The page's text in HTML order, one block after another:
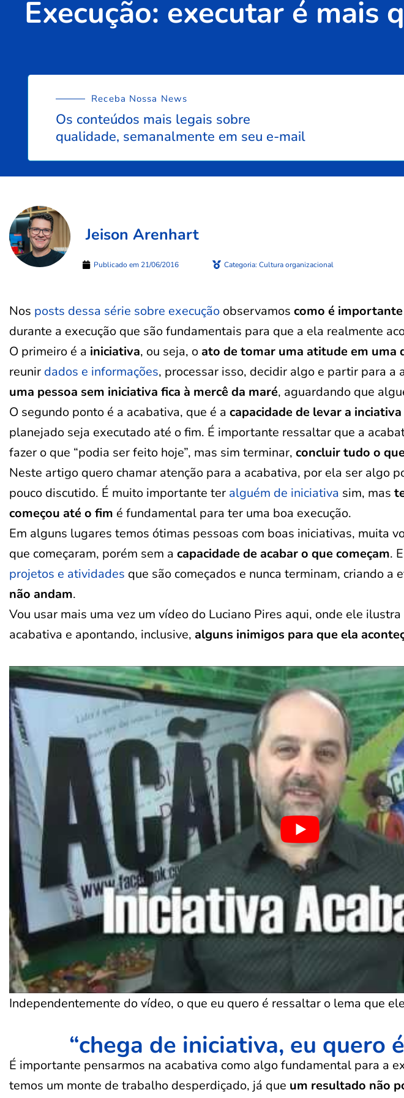
Execução: executar é mais
Receba Nossa News
Os conteúdos mais legais sobre
qualidade, semanalmente em seu e-mail
Jeison Arenhart
Publicado em 21/06/2016 Categoria: Cultura organizacional
Nos posts dessa série sobre execução observamos como é
durante a execução que são fundamentais para que a ela realmente
O primeiro é a iniciativa, ou seja, o ato de tomar uma atitude em uma
reunir dados e informações, processar isso, decidir algo e partir para a
uma pessoa sem iniciativa fica à mercê da maré, aguardando que
O segundo ponto é a acabativa, que é a capacidade de levar a
planejado seja executado até o fim. É importante ressaltar que a
fazer o que “podia ser feito hoje”, mas sim terminar, concluir tudo o
Neste artigo quero chamar atenção para a acabativa, por ela ser algo
pouco discutido. É muito importante ter alguém de iniciativa sim, mas
começou até o fim é fundamental para ter uma boa execução.
Em alguns lugares temos ótimas pessoas com boas iniciativas, muita
que começaram, porém sem a capacidade de acabar o que começam.
projetos e atividades que são começados e nunca terminam, criando a
não andam.
Vou usar mais uma vez um vídeo do Luciano Pires aqui, onde ele
acabativa e apontando, inclusive, alguns inimigos para que ela
Independentemente do vídeo, o que eu quero é ressaltar o lema que
“chega de iniciativa, eu quero
É importante pensarmos na acabativa como algo fundamental para a
temos um monte de trabalho desperdiçado, já que um resultado não